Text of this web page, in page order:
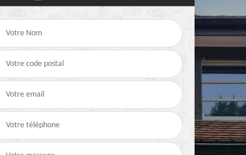
Rehaussement de
Devis fuite de toiture
Suisse